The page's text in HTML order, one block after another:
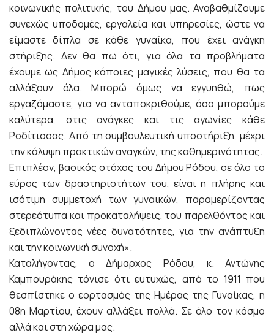
κοινωνικής πολιτικής, του Δήμου μας. Αναβαθμίζουμε
συνεχώς υποδομές, εργαλεία και υπηρεσίες, ώστε να
είμαστε δίπλα σε κάθε γυναίκα, που έχει ανάγκη
στήριξης. Δεν θα πω ότι, για όλα τα προβλήματα
έχουμε ως Δήμος κάποιες μαγικές λύσεις, που θα τα
αλλάξουν όλα. Μπορώ όμως να εγγυηθώ, πως
εργαζόμαστε, για να ανταποκριθούμε, όσο μπορούμε
καλύτερα, στις ανάγκες και τις αγωνίες κάθε
Ροδίτισσας. Από τη συμβουλευτική υποστήριξη, μέχρι
την κάλυψη πρακτικών αναγκών, της καθημερινότητας.
Επιπλέον, βασικός στόχος του Δήμου Ρόδου, σε όλο το
εύρος των δραστηριοτήτων του, είναι η πλήρης και
ισότιμη συμμετοχή των γυναικών, παραμερίζοντας
στερεότυπα και προκαταλήψεις, του παρελθόντος και
ξεδιπλώνοντας νέες δυνατότητες, για την ανάπτυξη
και την κοινωνική συνοχή».
Καταλήγοντας, ο Δήμαρχος Ρόδου, κ. Αντώνης
Καμπουράκης τόνισε ότι ευτυχώς, από το 1911 που
θεσπίστηκε ο εορτασμός της Ημέρας της Γυναίκας, η
08η Μαρτίου, έχουν αλλάξει πολλά. Σε όλο τον κόσμο
αλλά και στη χώρα μας.